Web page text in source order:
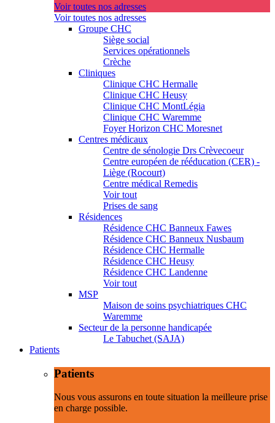
Voir toutes nos adresses
Voir toutes nos adresses
Groupe CHC
Siège social
Services opérationnels
Crèche
Cliniques
Clinique CHC Hermalle
Clinique CHC Heusy
Clinique CHC MontLégia
Clinique CHC Waremme
Foyer Horizon CHC Moresnet
Centres médicaux
Centre de sénologie Drs Crèvecoeur
Centre européen de rééducation (CER) -
Liège (Rocourt)
Centre médical Remedis
Voir tout
Prises de sang
Résidences
Résidence CHC Banneux Fawes
Résidence CHC Banneux Nusbaum
Résidence CHC Hermalle
Résidence CHC Heusy
Résidence CHC Landenne
Voir tout
MSP
Maison de soins psychiatriques CHC
Waremme
Secteur de la personne handicapée
Le Tabuchet (SAJA)
Patients
Patients
Nous vous assurons en toute situation la meilleure prise
en charge possible.